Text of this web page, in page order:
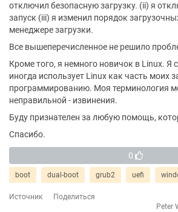
отключил безопасную загрузку. (ii) я
запуск (iii) я изменил порядок
менеджере загрузки.
Все вышеперечисленное не решило
Кроме того, я немного новичок в Linux. Я
иногда использует Linux как часть моих
программированию. Моя терминология
неправильной - извинения.
Буду признателен за любую помощь,
Спасибо.
0
boot dual-boot grub2 uefi
Источник
Поделиться
Peter